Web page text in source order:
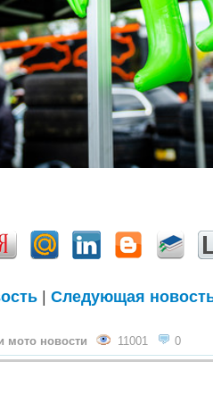
| Следующая
мото новости 11001 0